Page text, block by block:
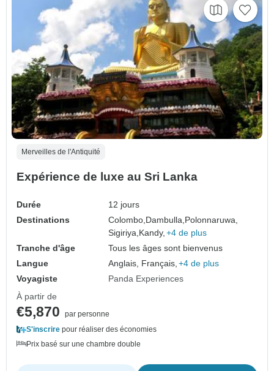
Merveilles de l'Antiquité
Expérience de luxe au Sri Lanka
Durée
12 jours
Destinations
Colombo, Dambulla, Polonnaruwa,
Sigiriya, Kandy, +4 de plus
Tranche d'âge
Tous les âges sont bienvenus
Langue
Anglais, Français, +4 de plus
Voyagiste
Panda Experiences
À partir de
€5,870
par personne
S'inscrire pour réaliser des économies
Prix basé sur une chambre double